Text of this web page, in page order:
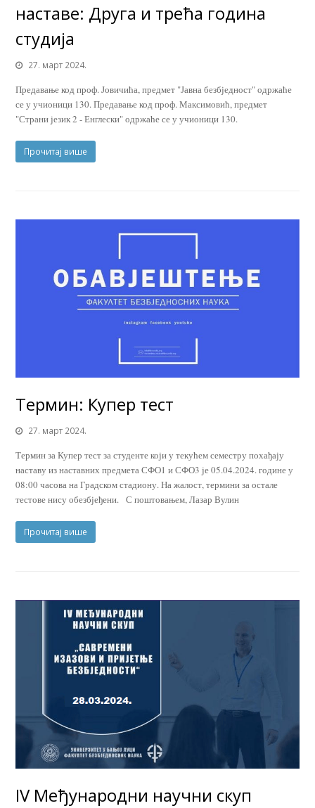
наставе: Друга и трећа година
студија
27. март 2024.
Предавање код проф. Јовичића, предмет "Јавна безбједност" одржаће
се у учионици 130. Предавање код проф. Максимовић, предмет
"Страни језик 2 - Енглески" одржаће се у учионици 130.
Прочитај више
Термин: Купер тест
27. март 2024.
Термин за Купер тест за студенте који у текућем семестру похађају
наставу из наставних предмета СФО1 и СФО3 је 05.04.2024. године у
08:00 часова на Градском стадиону. На жалост, термини за остале
тестове нису обезбјеђени. С поштовањем, Лазар Вулин
Прочитај више
IV Међународни научни скуп